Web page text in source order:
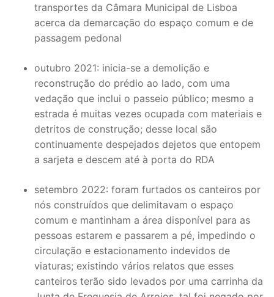
transportes da Câmara Municipal de Lisboa
acerca da demarcação do espaço comum e de
passagem pedonal
outubro 2021: inicia-se a demolição e
reconstrução do prédio ao lado, com uma
vedação que inclui o passeio público; mesmo a
estrada é muitas vezes ocupada com materiais e
detritos de construção; desse local são
continuamente despejados dejetos que entopem
a sarjeta e descem até à porta do RDA
setembro 2022: foram furtados os canteiros por
nós construídos que delimitavam o espaço
comum e mantinham a área disponível para as
pessoas estarem e passarem a pé, impedindo o
circulação e estacionamento indevidos de
viaturas; existindo vários relatos que esses
canteiros terão sido levados por uma carrinha da